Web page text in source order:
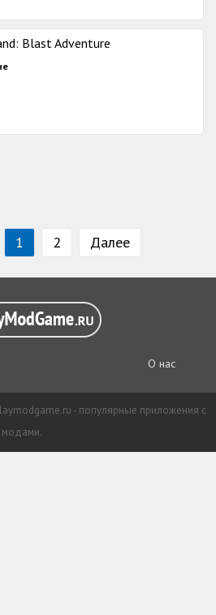
Blast Adventure
1 2 Далее
О нас
- популярные приложения с
модами.